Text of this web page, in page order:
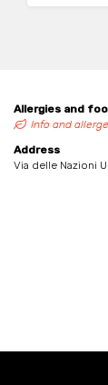
Allergies and
Info and
Address
Via delle Nazioni